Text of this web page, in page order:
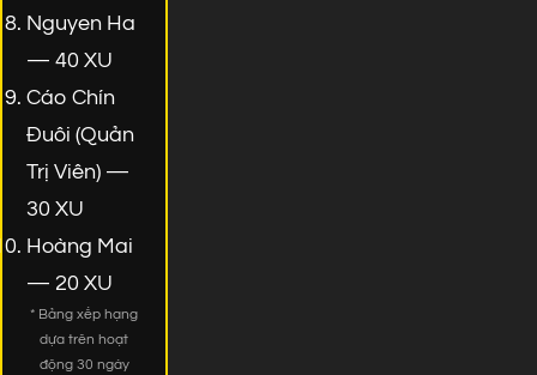
Nguyen Ha
— 40 XU
Cáo Chín
Đuôi (Quản
Trị Viên) —
30 XU
Hoàng Mai
— 20 XU
* Bảng xếp hạng
dựa trên hoạt
động 30 ngày